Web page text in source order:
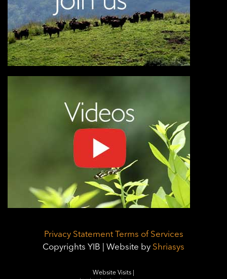
Privacy Statement Terms of Services
Copyrights YIB | Website by Shriasys
Website Visits |